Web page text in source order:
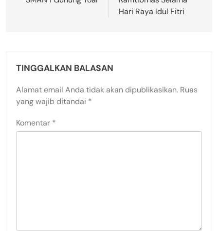
Hari Raya Idul Fitri
TINGGALKAN BALASAN
Alamat email Anda tidak akan dipublikasikan. Ruas
yang wajib ditandai *
Komentar *